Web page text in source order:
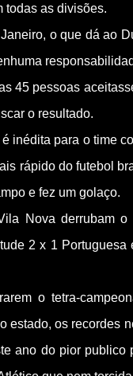
todas as divisões.
o que dá ao
45 pessoas
o resultado.
inédita para o time
rápido do futebol
e fez um golaço.
Nova derrubam
2 x 1
o tetra-
os recordes
ano do pior